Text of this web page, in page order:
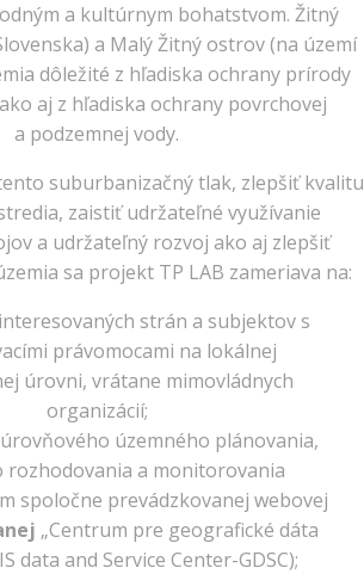
a kultúrnym bohatstvom. Žitný
a Malý Žitný ostrov (na území
dôležité z hľadiska ochrany prírody
aj z hľadiska ochrany povrchovej
a podzemnej vody.
suburbanizačný tlak, zlepšiť kvalitu
zaistiť udržateľné využívanie
a udržateľný rozvoj ako aj zlepšiť
sa projekt TP LAB zameriava na:
strán a subjektov s
právomocami na lokálnej
úrovni, vrátane mimovládnych
organizácií;
územného plánovania,
rozhodovania a monitorovania
spoločne prevádzkovanej webovej
„Centrum pre geografické dáta
data and Service Center-GDSC);